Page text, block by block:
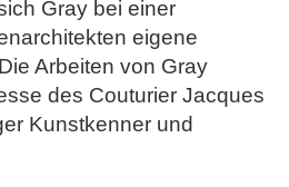
Gray bei einer
eigene
Arbeiten von Gray
des Couturier Jacques
Kunstkenner und